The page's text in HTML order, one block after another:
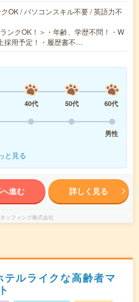
OK / パソコンスキル不要 / 英語力不
ンクOK！＞・年齢、学歴不問！・W
採用予定！・履歴書不…
40代 50代
60代
男性
と見る
進む 詳しく見る
ッフィング株式会社
ルライクな高齢者マ